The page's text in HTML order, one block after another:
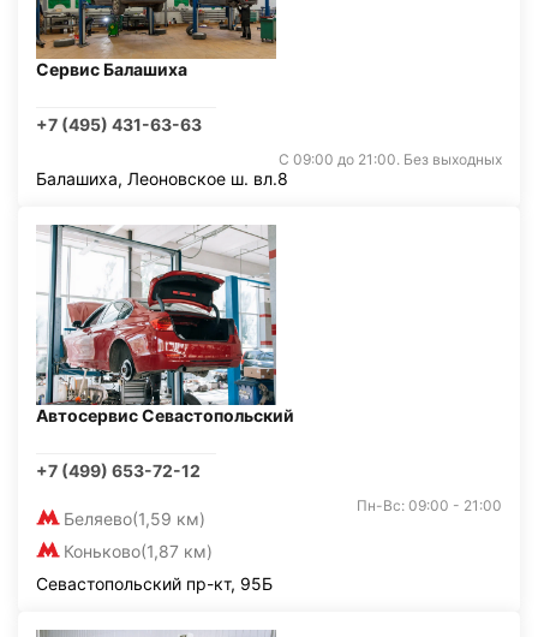
Сервис Балашиха
+7 (495) 431-63-63
С 09:00 до 21:00. Без выходных
Балашиха, Леоновское ш. вл.8
Автосервис Севастопольский
+7 (499) 653-72-12
Беляево(1,59 км)
Коньково(1,87 км)
Пн-Вс: 09:00 - 21:00
Севастопольский пр-кт, 95Б